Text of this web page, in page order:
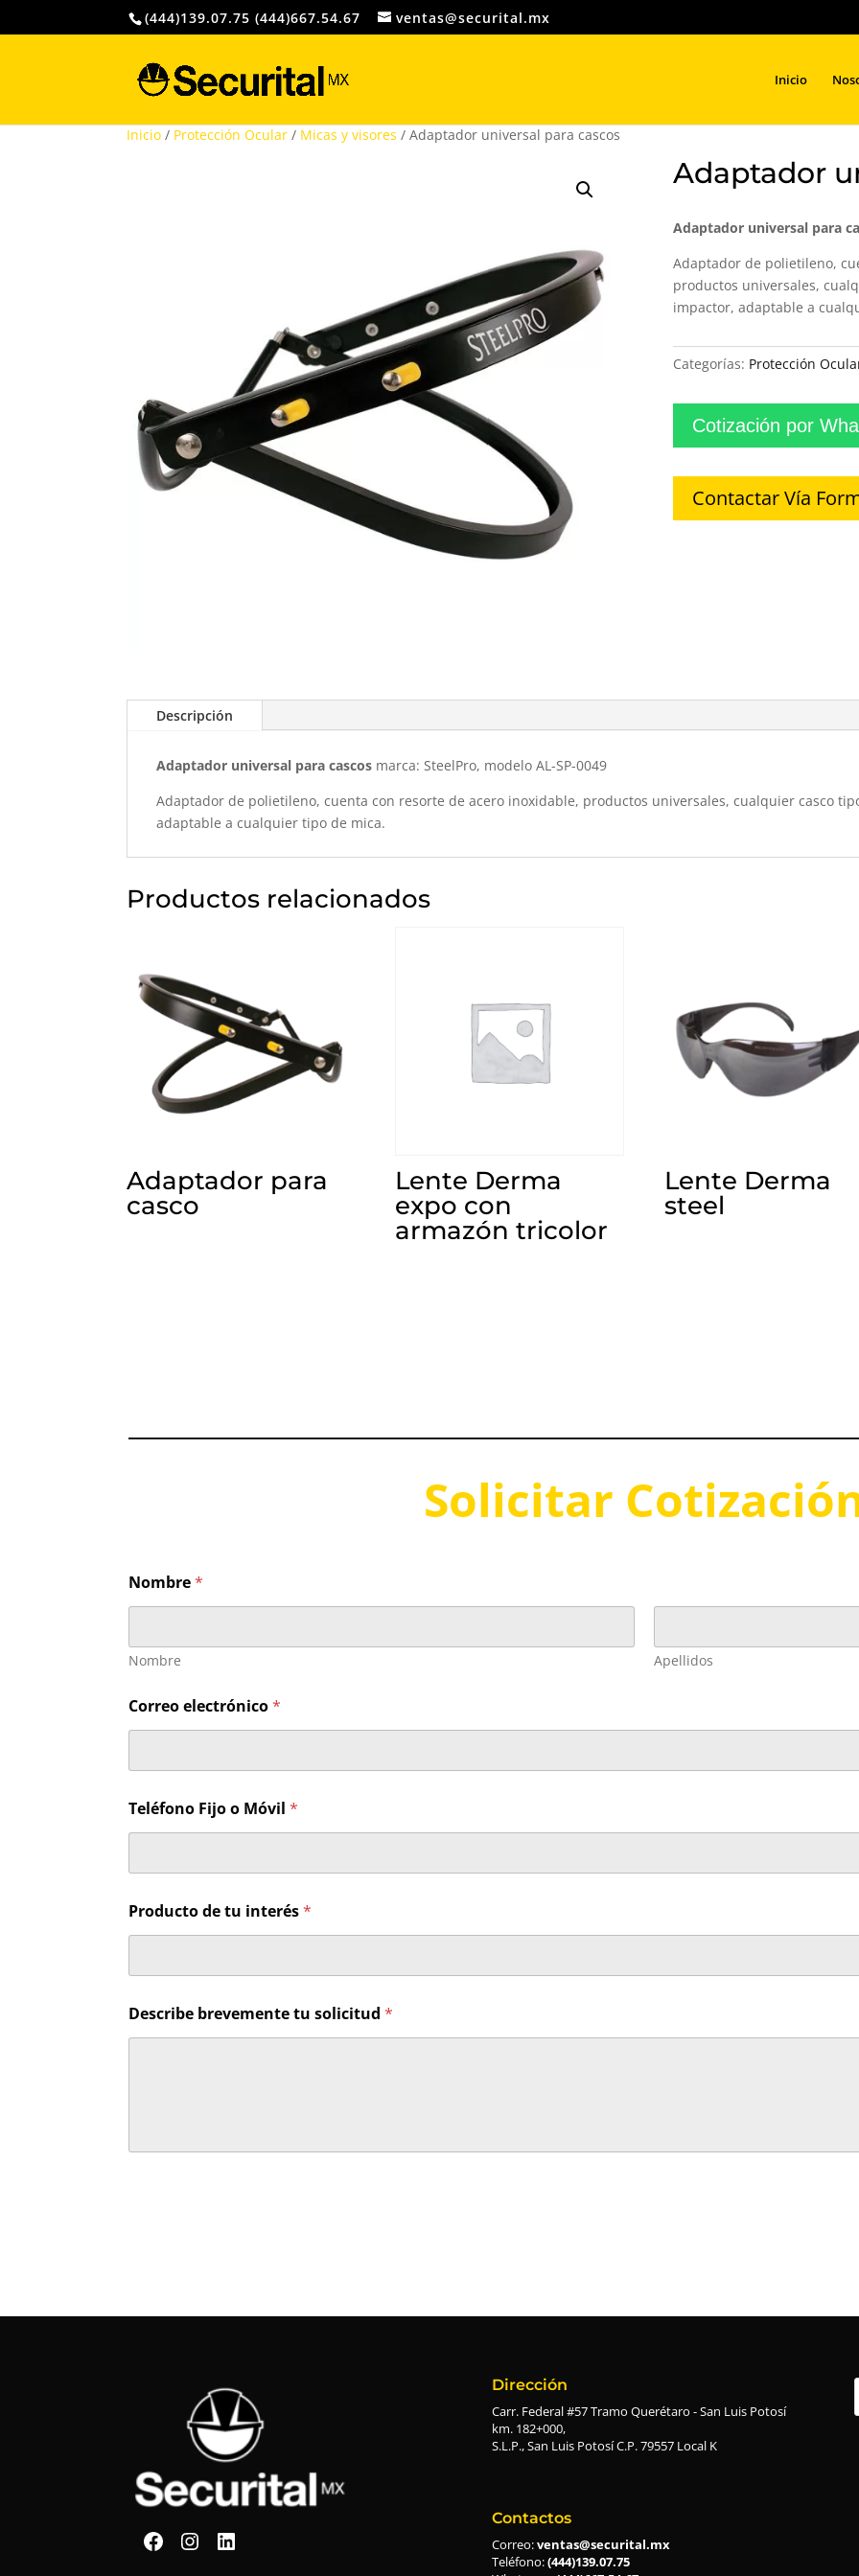
(444)139.07.75 (444)667.54.67 ventas@securital.mx
Inicio
productos
Inicio / Protección Ocular / Micas y visores / Adaptador universal para cascos
Adaptador
Adaptador universal para
Adaptador de polietileno,
productos universales,
impactor, adaptable a
Categorías: Protección
Cotización por
Contactar Vía
Descripción
Adaptador universal para cascos marca: SteelPro, modelo AL-SP-0049
Adaptador de polietileno, cuenta con resorte de acero inoxidable, productos universales, cualquier casco
adaptable a cualquier tipo de mica.
Productos relacionados
Adaptador para
casco
Lente Derma
expo con
armazón tricolor
Lente Derma
steel
Solicitar
Nombre*
Nombre Apellidos
Correo electrónico*
Teléfono Fijo o Móvil*
*
d
Producto de tu interés*
Describe brevemente tu solicitud*
Securital en Facebook
Securital en Instagram
Securital en Linkedin
Dirección
Carr. Federal #57 Tramo Querétaro - San Luis Potosí
km. 182+000,
S.L.P., San Luis Potosí C.P. 79557 Local K
Contactos
Correo:ventas@securital.mx
Teléfono:(444)139.07.75